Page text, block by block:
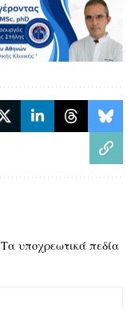
Τα υποχρεωτικά πεδία